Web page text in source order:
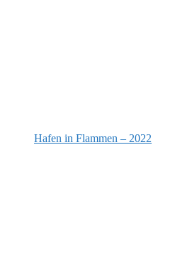
Hafen in Flammen – 2022